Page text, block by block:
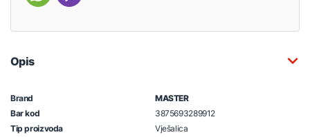
Opis
Brand
MASTER
Bar kod
3875693289912
Tip proizvoda
Vješalica